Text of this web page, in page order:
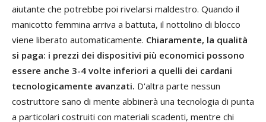
aiutante che potrebbe poi rivelarsi maldestro. Quando il
manicotto femmina arriva a battuta, il nottolino di blocco
viene liberato automaticamente. Chiaramente, la qualità
si paga: i prezzi dei dispositivi più economici possono
essere anche 3-4 volte inferiori a quelli dei cardani
tecnologicamente avanzati. D'altra parte nessun
costruttore sano di mente abbinerà una tecnologia di punta
a particolari costruiti con materiali scadenti, mentre chi